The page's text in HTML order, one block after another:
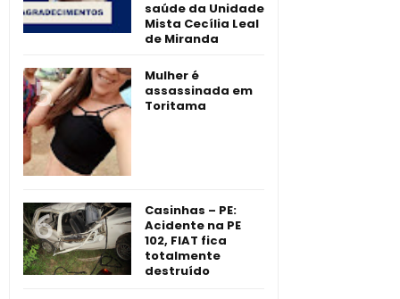
saúde da Unidade
Mista Cecília Leal
de Miranda
Mulher é
assassinada em
Toritama
Casinhas – PE:
Acidente na PE
102, FIAT fica
totalmente
destruído